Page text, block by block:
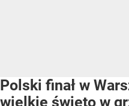
Polski finał w
wielkie święto w